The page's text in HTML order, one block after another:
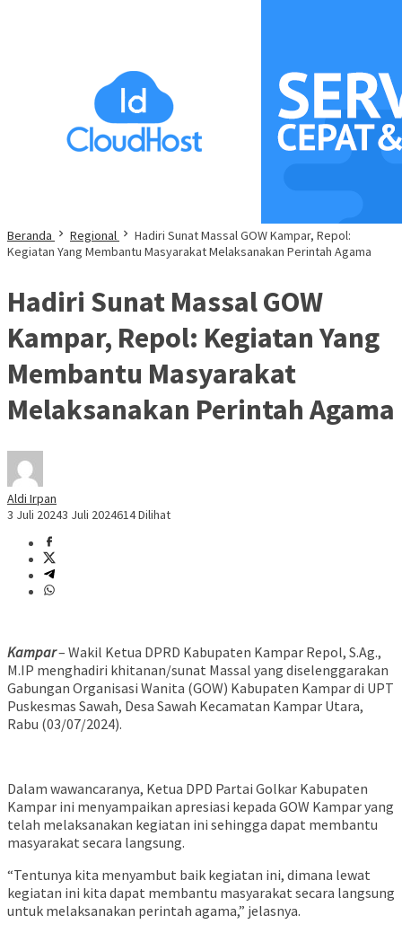
Beranda Regional
Hadiri Sunat Massal GOW Kampar, Repol:
Kegiatan Yang Membantu Masyarakat Melaksanakan Perintah Agama
Hadiri Sunat Massal GOW
Kampar, Repol: Kegiatan Yang
Membantu Masyarakat
Melaksanakan Perintah Agama
Aldi Irpan
3 Juli 20243 Juli 2024614 Dilihat
Kampar– Wakil Ketua DPRD Kabupaten Kampar Repol, S.Ag.,
M.IP menghadiri khitanan/sunat Massal yang diselenggarakan
Gabungan Organisasi Wanita (GOW) Kabupaten Kampar di UPT
Puskesmas Sawah, Desa Sawah Kecamatan Kampar Utara,
Rabu (03/07/2024).
Dalam wawancaranya, Ketua DPD Partai Golkar Kabupaten
Kampar ini menyampaikan apresiasi kepada GOW Kampar yang
telah melaksanakan kegiatan ini sehingga dapat membantu
masyarakat secara langsung.
“Tentunya kita menyambut baik kegiatan ini, dimana lewat
kegiatan ini kita dapat membantu masyarakat secara langsung
untuk melaksanakan perintah agama,” jelasnya.